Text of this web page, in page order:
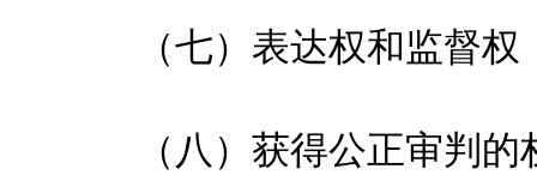
（七）表达权和监督权
（八）获得公正审判的